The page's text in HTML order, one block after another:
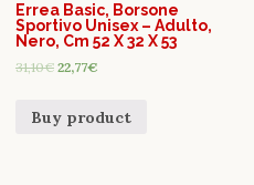
Errea Basic, Borsone
Sportivo Unisex – Adulto,
Nero, Cm 52 X 32 X 53
31,10€ 22,77€
Buy product